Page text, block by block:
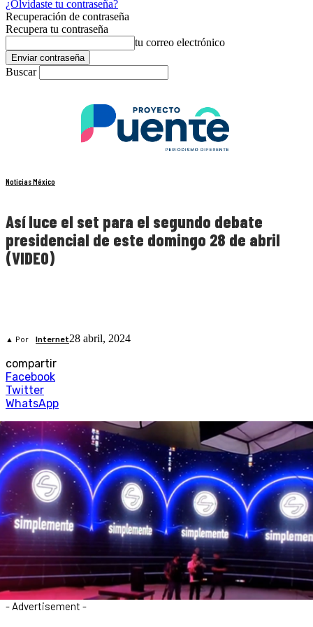
¿Olvidaste tu contraseña?
Recuperación de contraseña
Recupera tu contraseña
tu correo electrónico
Buscar
Noticias México
Así luce el set para el segundo debate
presidencial de este domingo 28 de abril
(VIDEO)
▲ Por Internet28 abril, 2024
compartir
Facebook
Twitter
WhatsApp
- Advertisement -